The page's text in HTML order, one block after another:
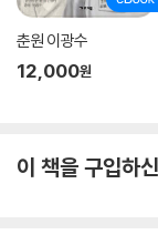
춘원 이광수
12,000원
이 책을 구입하